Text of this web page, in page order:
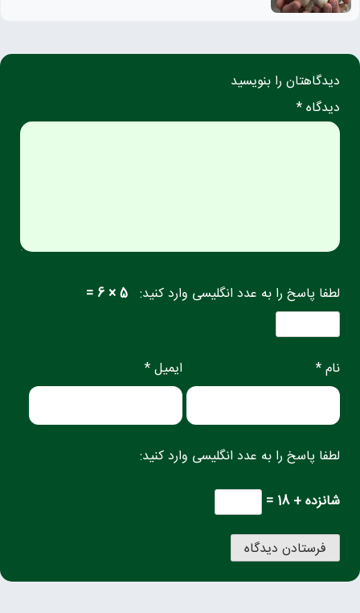
دیدگاهتان را بنویسید
دیدگاه *
لطفا پاسخ را به عدد انگلیسی وارد کنید: 5 × 6 =
نام * ایمیل *
لطفا پاسخ را به عدد انگلیسی وارد کنید:
شانزده + 18 =